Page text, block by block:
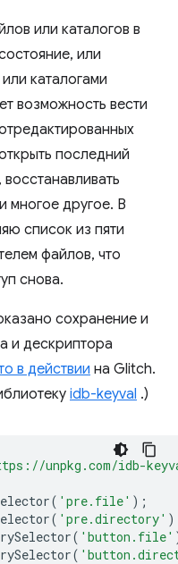
или каталогов в
или
каталогами
возможность вести
последний
многое другое. В
список из пяти
файлов, что
снова.
сохранение и
и дескриптора
в действии на Glitch.
idb-keyval .)
unpkg.com/idb-
( 'pre.file' );
( 'pre.directory'
( 'button.file'
(